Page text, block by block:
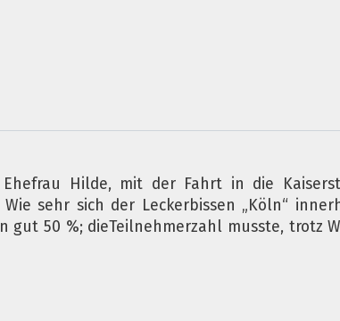
Hilde, mit der Fahrt in die
sehr sich der Leckerbissen „Köln“
gut 50 %; dieTeilnehmerzahl musste, trotz